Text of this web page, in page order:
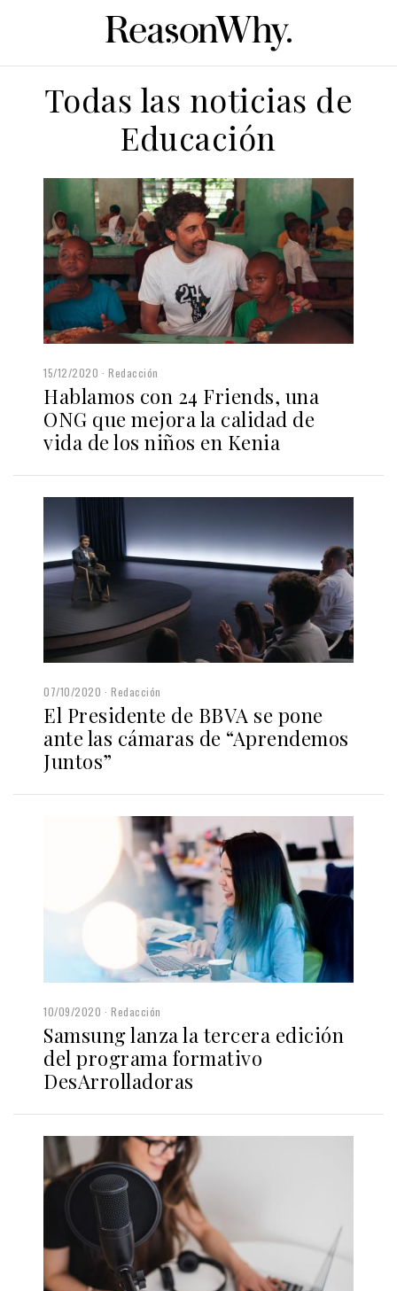
Todas las noticias de
Educación
15/12/2020 Redacción
Hablamos con 24 Friends, una
ONG que mejora la calidad de
vida de los niños en Kenia
07/10/2020 Redacción
El Presidente de BBVA se pone
ante las cámaras de “Aprendemos
Juntos”
10/09/2020 Redacción
Samsung lanza la tercera edición
del programa formativo
DesArrolladoras